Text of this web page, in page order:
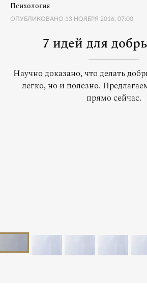
Психология
ОПУБЛИКОВАНО 13 НОЯБРЯ 2016, 07:00
7 идей для
Научно доказано, что делать
легко, но и полезно.
прямо сейчас.